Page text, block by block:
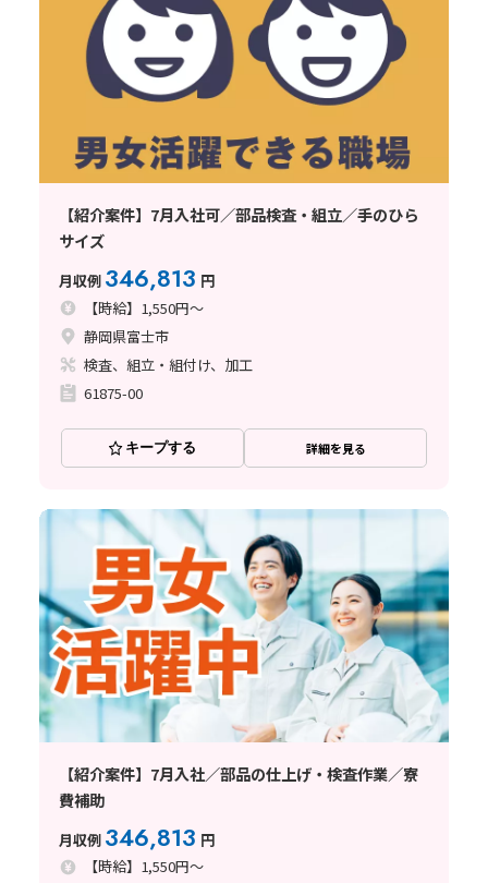
【紹介案件】7月入社可／部品検査・組立／手のひら
サイズ
月収例 346,813 円
【時給】1,550円～
静岡県富士市
検査、組立・組付け、加工
61875-00
キープする 詳細を見る
【紹介案件】7月入社／部品の仕上げ・検査作業／寮
費補助
月収例 346,813 円
【時給】1,550円～